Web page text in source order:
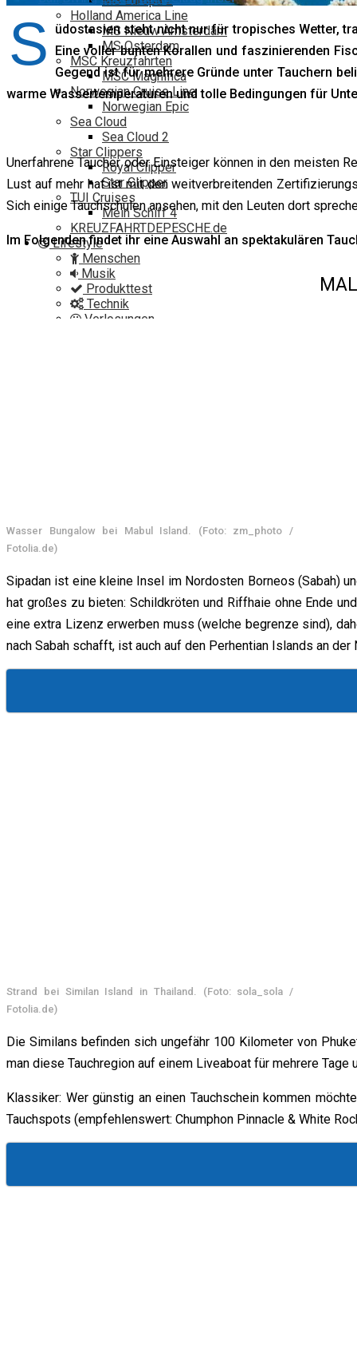
Holland America Line
MS Nieuw Amsterdam
MS Osterdam
MSC Kreuzfahrten
MSC Magnifica
Norwegian Cruise Line
Norwegian Epic
Sea Cloud
Sea Cloud 2
Star Clippers
Royal Clipper
Star Clipper
TUI Cruises
Mein Schiff 4
KREUZFAHRTDEPESCHE.de
Lifestyle
Menschen
Musik
Produkttest
Technik
Verlosungen
S
üdostasien steht nicht nur für tropisches Wetter,
Eine voller bunten Korallen und faszinierenden
Gegend ist für mehrere Gründe unter Tauchern
warme Wassertemperaturen und tolle Bedingungen für
Unerfahrene Taucher oder Einsteiger können in den meisten
Lust auf mehr hat ist mit den weitverbreitenden
Sich einige Tauchschulen ansehen, mit den Leuten dort
Im Folgenden findet ihr eine Auswahl an spektakulären
Wasser Bungalow bei Mabul Island. (Foto: zm_photo /
Fotolia.de)
Sipadan ist eine kleine Insel im Nordosten Borneos (Sabah)
hat großes zu bieten: Schildkröten und Riffhaie ohne Ende
eine extra Lizenz erwerben muss (welche begrenze sind),
nach Sabah schafft, ist auch auf den Perhentian Islands an
Strand bei Similan Island in Thailand. (Foto: sola_sola /
Fotolia.de)
Die Similans befinden sich ungefähr 100 Kilometer von
man diese Tauchregion auf einem Liveaboat für mehrere
Klassiker: Wer günstig an einen Tauchschein kommen
Tauchspots (empfehlenswert: Chumphon Pinnacle & White